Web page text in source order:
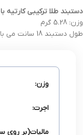
دستبند طلا ترکیبی کارتیه
وزن: 5.28 گرم
طول دستبند 18 سانت می باشد.
وزن:
اجرت:
مالیات(بر روی